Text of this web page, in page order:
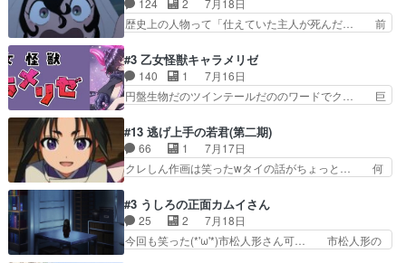
ど、ラブコメの主役にも魅力… 家族にずっと理不
尽に虐げられ、我慢を強い…
人になりたいのに、犬がそっと寄り… ダンジが
「俺は側にいる」と言ってくれた幼… 偽りだけで
存在だったからこそ真実が重く… これまで積み重
ねてきた信頼があるからこそ… 一瞬スタッフのユ
ーモア全開爆笑シーンが普…
124 2
7月18日
歴史上の人物って「仕えていた主人が死んだ… 前
した側にも人としての温かい暮らしがあ… ソルコ
クタニは本を奪うために起こった悲劇… 原論はあ
なた達には当たり前でも私達には始… 周りの同胞
がモンゴルの暮らしに慣れていく… 「肉の味を
になんか既視感を覚えるけどな… ソルコクタニが
憎むべき人であり、かつての… ラストの展開でぞ
くっとした。そういう方向…
#3 乙女怪獣キャラメリゼ
140 1
7月16日
円盤生物だのツインテールだののワードでク… 巨
クロたんのちょっとしたサービスカット… 面白い
設定の作品だね。夢の国デート回は怪… 結構評判
になってたので見てみたけど、評判… 今時初デー
トでそのチョイスは一発アウトだ… 結構、少女マ
お互いの誤解が解けてよかっ… 円盤購入を検討し
始めるくらい最高だったな… 1人のjkとして普通
に生きたいのにそれを…
#13 逃げ上手の若君(第二期)
66 1
7月17日
クレしん作画は笑ったwタイの話がちょっと… 何
の講談から始まり途中も実写演出入った… 相変わ
らずコミカルなKAMAKURA良く… 動画検査させ
ていただきました！待ちに待っ… 1期目の導入も
だけれどもぉ2期目の導入も… 観てたらいつの間
#3 うしろの正面カムイさん
25 2
7月18日
今回も笑った(*'ω'*)市松人形さん可… 市松人形の